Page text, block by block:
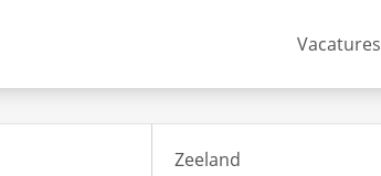
Vacatures